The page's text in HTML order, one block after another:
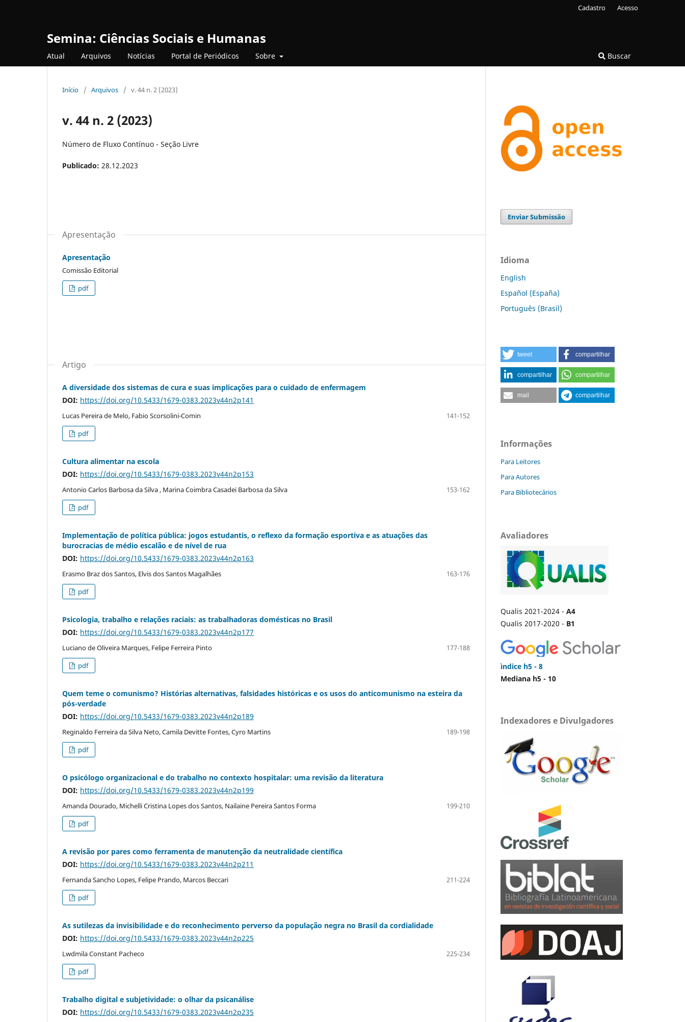
Semina: Ciências Sociais e Humanas
Atual Arquivos Notícias Portal de Periódicos Sobre Buscar
Cadastro Acesso
Início / Arquivos / v. 44 n. 2 (2023)
v. 44 n. 2 (2023)
Número de Fluxo Contínuo - Seção Livre
Publicado: 28.12.2023
Apresentação
Apresentação
Comissão Editorial
pdf
Artigo
A diversidade dos sistemas de cura e suas implicações para o cuidado de enfermagem
DOI: https://doi.org/10.5433/1679-0383.2023v44n2p141
Lucas Pereira de Melo, Fabio Scorsolini-Comin
141-152
pdf
Cultura alimentar na escola
DOI: https://doi.org/10.5433/1679-0383.2023v44n2p153
Antonio Carlos Barbosa da Silva , Marina Coimbra Casadei Barbosa da Silva
153-162
pdf
Implementação de política pública: jogos estudantis, o reflexo da formação esportiva e as atuações das
burocracias de médio escalão e de nível de rua
DOI: https://doi.org/10.5433/1679-0383.2023v44n2p163
Erasmo Braz dos Santos, Elvis dos Santos Magalhães
163-176
pdf
Psicologia, trabalho e relações raciais: as trabalhadoras domésticas no Brasil
DOI: https://doi.org/10.5433/1679-0383.2023v44n2p177
Luciano de Oliveira Marques, Felipe Ferreira Pinto
177-188
pdf
Quem teme o comunismo? Histórias alternativas, falsidades históricas e os usos do anticomunismo na esteira da
pós-verdade
DOI: https://doi.org/10.5433/1679-0383.2023v44n2p189
Reginaldo Ferreira da Silva Neto, Camila Devitte Fontes, Cyro Martins
189-198
pdf
O psicólogo organizacional e do trabalho no contexto hospitalar: uma revisão da literatura
DOI: https://doi.org/10.5433/1679-0383.2023v44n2p199
Amanda Dourado, Michelli Cristina Lopes dos Santos, Nailaine Pereira Santos Forma
199-210
pdf
A revisão por pares como ferramenta de manutenção da neutralidade científica
DOI: https://doi.org/10.5433/1679-0383.2023v44n2p211
Fernanda Sancho Lopes, Felipe Prando, Marcos Beccari
211-224
pdf
As sutilezas da invisibilidade e do reconhecimento perverso da população negra no Brasil da cordialidade
DOI: https://doi.org/10.5433/1679-0383.2023v44n2p225
Lwdmila Constant Pacheco
225-234
pdf
Trabalho digital e subjetividade: o olhar da psicanálise
DOI: https://doi.org/10.5433/1679-0383.2023v44n2p235
Enviar Submissão
Idioma
English
Español (España)
Português (Brasil)
tweet compartilhar
compartilhar compartilhar
mail compartilhar
Informações
Para Leitores
Para Autores
Para Bibliotecários
Avaliadores
Qualis 2021-2024 - A4
Qualis 2017-2020 - B1
ìndice h5 - 8
Mediana h5 - 10
Indexadores e Divulgadores